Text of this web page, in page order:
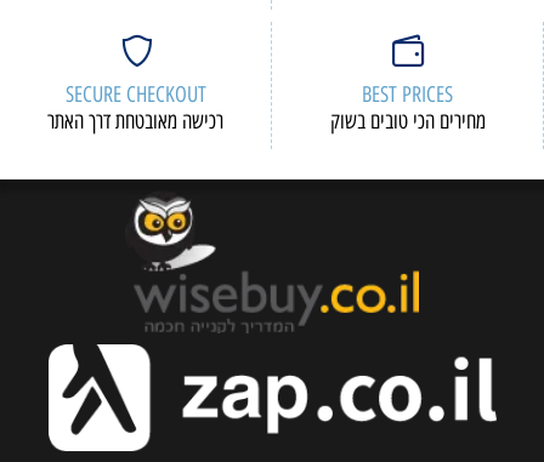
BEST PRICES
מחירים הכי טובים בשוק
SECURE CHECKOUT
רכישה מאובטחת דרך האתר